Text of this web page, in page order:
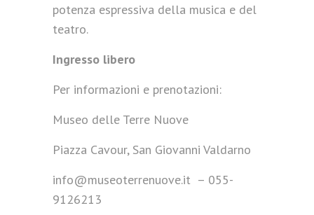
potenza espressiva della musica e del
teatro.
Ingresso libero
Per informazioni e prenotazioni:
Museo delle Terre Nuove
Piazza Cavour, San Giovanni Valdarno
info@museoterrenuove.it – 055-
9126213